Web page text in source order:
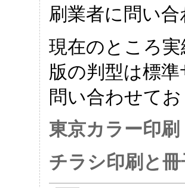
刷業者に問い
現在のところ
版の判型は標
問い合わせて
東京カラー印刷
チラシ印刷と